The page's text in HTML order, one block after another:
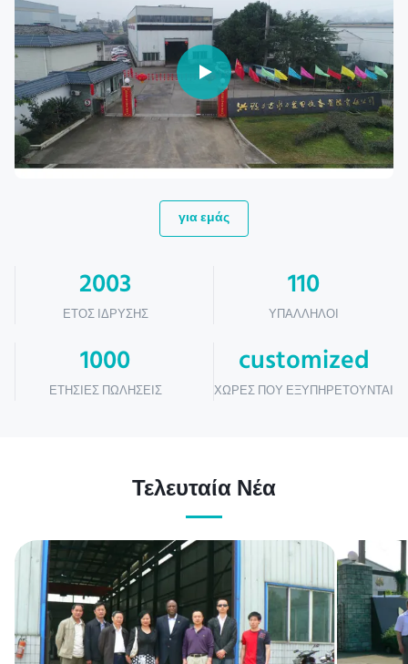
για εμάς
2003
ΈΤΟΣ ΊΔΡΥΣΗΣ
110
ΥΠΆΛΛΗΛΟΙ
1000
ΕΤΉΣΙΕΣ ΠΩΛΉΣΕΙΣ
customized
ΧΏΡΕΣ ΠΟΥ ΕΞΥΠΗΡΕΤΟΎΝΤΑΙ
Τελευταία Νέα